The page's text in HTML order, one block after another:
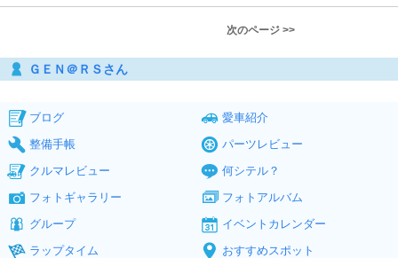
次のページ >>
ＧＥＮ＠ＲＳさん
ブログ
愛車紹介
整備手帳
パーツレビュー
クルマレビュー
何シテル？
フォトギャラリー
フォトアルバム
グループ
イベントカレンダー
ラップタイム
おすすめスポット